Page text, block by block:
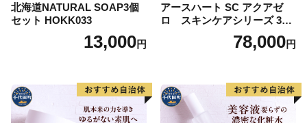
北海道NATURAL SOAP3個
セット HOKK033
13,000円
アースハート SC アクアゼ
ロ スキンケアシリーズ 3点
78,000円